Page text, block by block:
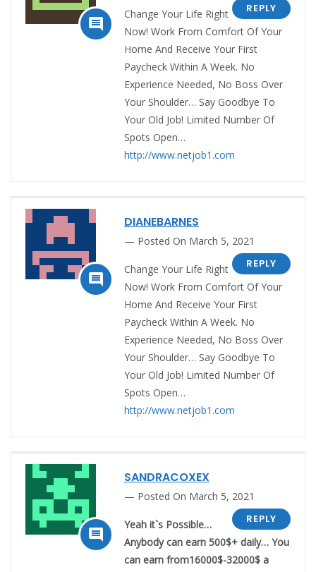

REPLY
Change Your Life Right
Now! Work From Comfort Of Your
Home And Receive Your First
Paycheck Within A Week. No
Experience Needed, No Boss Over
Your Shoulder… Say Goodbye To
Your Old Job! Limited Number Of
Spots Open…
http://www.netjob1.com

DIANEBARNES
Posted On March 5, 2021
REPLY
Change Your Life Right
Now! Work From Comfort Of Your
Home And Receive Your First
Paycheck Within A Week. No
Experience Needed, No Boss Over
Your Shoulder… Say Goodbye To
Your Old Job! Limited Number Of
Spots Open…
http://www.netjob1.com

SANDRACOXEX
Posted On March 5, 2021
REPLY
Yeah it`s Possible…
Anybody can earn 500$+ daily… You
can earn from16000$-32000$ a